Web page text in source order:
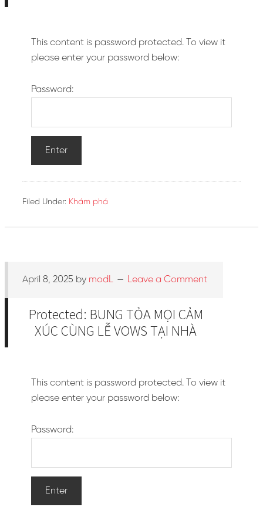
This content is password protected. To view it
please enter your password below:
Password:
Filed Under: Khám phá
April 8, 2025 by modL Leave a Comment
Protected: BUNG TỎA MỌI CẢM
XÚC CÙNG LỄ VOWS TẠI NHÀ
This content is password protected. To view it
please enter your password below:
Password: